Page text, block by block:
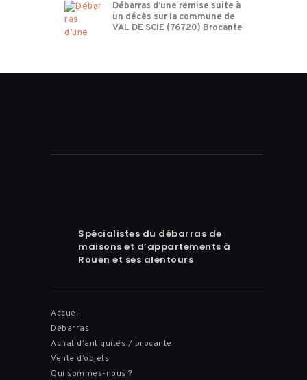
Débarras d’une remise suite à
un décès sur la commune de
VAL DE SCIE (76720) Brocante
Spécialistes du débarras de
maisons et d’appartements à
Rouen et ses alentours
Accueil
Débarras
Achat d’antiquités / brocante
Vente d’objets
Qui sommes-nous ?